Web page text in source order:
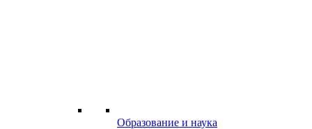
Образование и наука